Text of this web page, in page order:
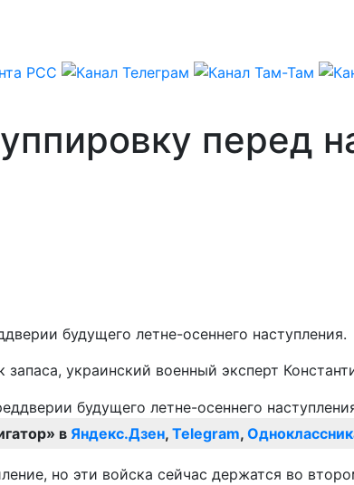
перед
будущего летне-осеннего наступления.
украинский военный эксперт
в Яндекс.Дзен, Telegram,
но эти войска сейчас держатся во